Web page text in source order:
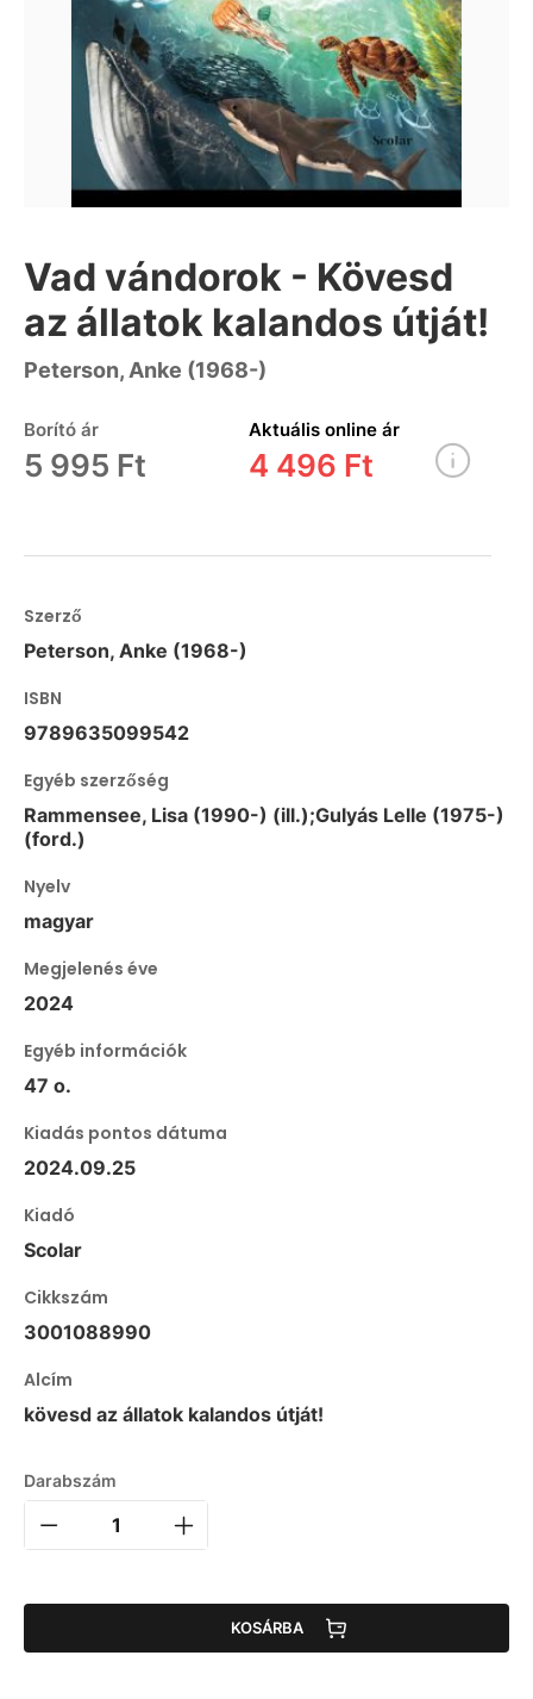
Vad vándorok - Kövesd
az állatok kalandos útját!
Peterson, Anke (1968-)
Borító ár
5 995 Ft
Aktuális online ár
4 496 Ft
Szerző
Peterson, Anke (1968-)
ISBN
9789635099542
Egyéb szerzőség
Rammensee, Lisa (1990-) (ill.);Gulyás Lelle (1975-)
(ford.)
Nyelv
magyar
Megjelenés éve
2024
Egyéb információk
47 o.
Kiadás pontos dátuma
2024.09.25
Kiadó
Scolar
Cikkszám
3001088990
Alcím
kövesd az állatok kalandos útját!
Darabszám
KOSÁRBA